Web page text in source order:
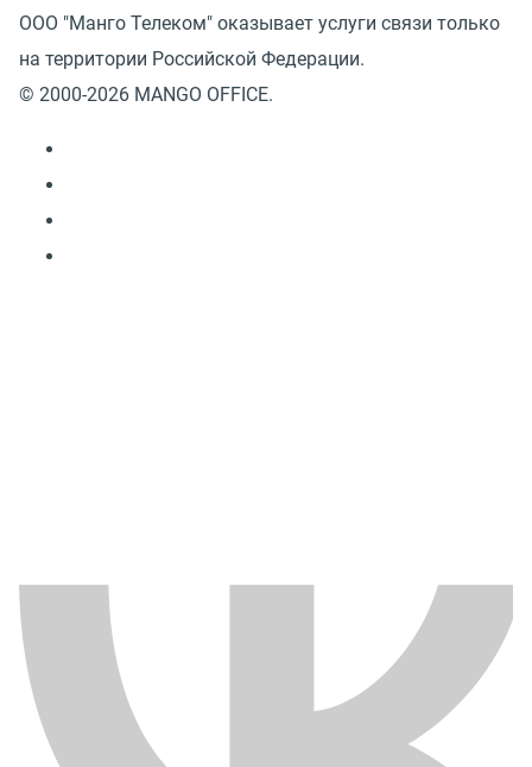
ООО "Манго Телеком" оказывает услуги связи только
на территории Российской Федерации.
© 2000-2026 MANGO OFFICE.